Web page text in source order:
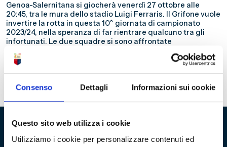
Consenso Dettagli Informazioni sui cookie
Questo sito web utilizza i cookie
Utilizziamo i cookie per personalizzare contenuti ed
Genoa-Salernitana si giocherà venerdì 27 ottobre alle
20:45, tra le mura dello stadio Luigi Ferraris. Il Grifone vuole
invertire la rotta in questa 10^ giornata di campionato
2023/24, nella speranza di far rientrare qualcuno tra gli
infortunati. Le due squadre si sono affrontate
due successi dei granata, un pareggio e una vittoria dei
rossoblu – 27 maggio 1948 Genoa-Salernitana 3-1. Scopri